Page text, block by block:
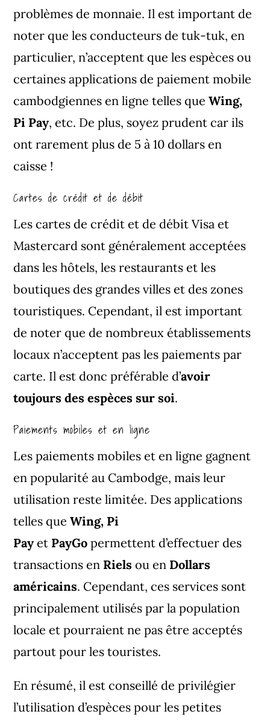
problèmes de monnaie. Il est important de
noter que les conducteurs de tuk-tuk, en
particulier, n’acceptent que les espèces ou
certaines applications de paiement mobile
cambodgiennes en ligne telles que Wing,
Pi Pay, etc. De plus, soyez prudent car ils
ont rarement plus de 5 à 10 dollars en
caisse !
Cartes de crédit et de débit
Les cartes de crédit et de débit Visa et
Mastercard sont généralement acceptées
dans les hôtels, les restaurants et les
boutiques des grandes villes et des zones
touristiques. Cependant, il est important
de noter que de nombreux établissements
locaux n’acceptent pas les paiements par
carte. Il est donc préférable d’avoir
toujours des espèces sur soi.
Paiements mobiles et en ligne
Les paiements mobiles et en ligne gagnent
en popularité au Cambodge, mais leur
utilisation reste limitée. Des applications
telles que Wing, Pi
Pay et PayGo permettent d’effectuer des
transactions en Riels ou en Dollars
américains. Cependant, ces services sont
principalement utilisés par la population
locale et pourraient ne pas être acceptés
partout pour les touristes.
En résumé, il est conseillé de privilégier
l’utilisation d’espèces pour les petites